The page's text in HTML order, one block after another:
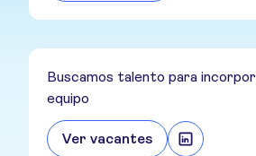
Buscamos talento para
equipo
Ver vacantes